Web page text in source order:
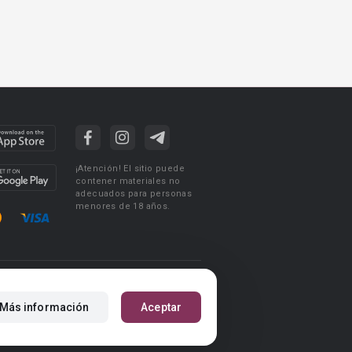
información Aceptar
¡Atención! El sitio puede
contener materiales no
adecuados para personas
menores de 18 años.
Reglas para la publicación de libros